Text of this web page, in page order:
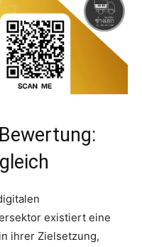
existiert eine
ihrer Zielsetzung,